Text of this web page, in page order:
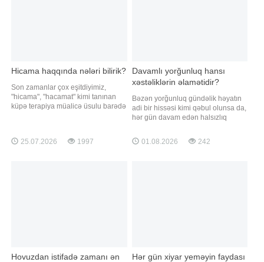
Hicama haqqında nələri bilirik?
Son zamanlar çox eşitdiyimiz,
"hicama", "hacamat" kimi tanınan
küpə terapiya müalicə üsulu barədə
personal tərəfindən xanımlara və
25.07.2026 1997
Davamlı yorğunluq hansı
xəstəliklərin əlamətidir?
Bəzən yorğunluq gündəlik həyatın
adi bir hissəsi kimi qəbul olunsa da,
hər gün davam edən halsızlıq
probleminin əlaməti ola bilər.
Mütəxəssislərin sözlərinə görə,
01.08.2026 242
Hovuzdan istifadə zamanı ən
Hər gün xiyar yeməyin faydası